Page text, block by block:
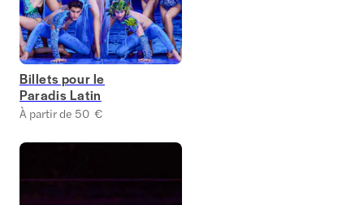
Billets pour le
Paradis Latin
À partir de 50 €